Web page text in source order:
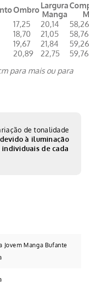
Ombro Largura
Manga
17,25 20,14
58,26
18,70 21,05
58,76
19,67 21,84
59,26
20,89 22,75
59,76
para mais ou para
de tonalidade
devido à iluminação
de cada
Jovem Manga Bufante